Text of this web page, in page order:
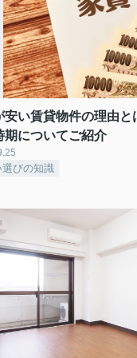
安い賃貸物件の理由と
期についてご紹介
選びの知識